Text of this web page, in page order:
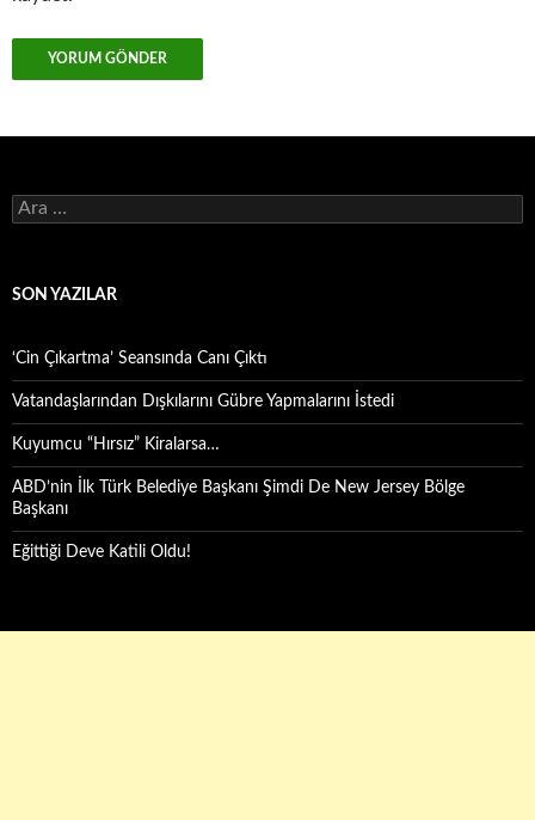
Arama:
SON YAZILAR
‘Cin Çıkartma’ Seansında Canı Çıktı
Vatandaşlarından Dışkılarını Gübre Yapmalarını İstedi
Kuyumcu “Hırsız” Kiralarsa…
ABD’nin İlk Türk Belediye Başkanı Şimdi De New Jersey Bölge
Başkanı
Eğittiği Deve Katili Oldu!